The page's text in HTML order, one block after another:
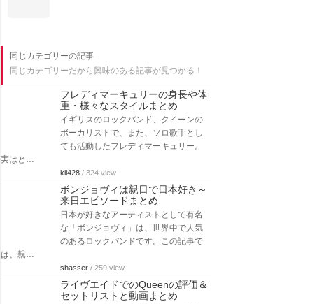
同じカテゴリーの記事
同じカテゴリーだから興味のある記事が見つかる！
フレディマーキュリーの身長や体
重・様々なスタイルまとめ
イギリスのロックバンド、クイーンの
ボーカリストで、また、ソロ歌手とし
ても活動したフレディマーキュリー。
実はと…
kii428 / 324 view
ボンジョヴィは親日で日本好き～
来日エピソードまとめ
日本が好きなアーティストとして有名
な「ボンジョヴィ」は、世界中で人気
のあるロックバンドです。この記事で
は、親…
shasser / 259 view
ライヴエイドでのQueenの評価＆
セットリストと動画まとめ